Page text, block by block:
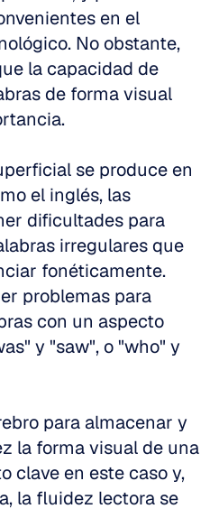
en el
No obstante,
la capacidad de
de forma visual
se produce en
el inglés, las
dificultades para
irregulares que
fonéticamente.
problemas para
con un aspecto
y "saw", o "who" y
para almacenar y
la forma visual de una
clave en este caso y,
la fluidez lectora se